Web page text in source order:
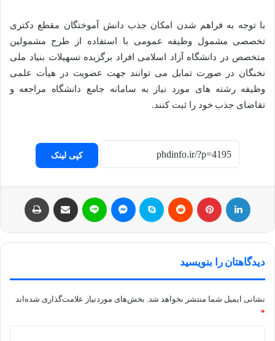
با توجه به فراهم شدن امکان جذب دانش آموختگان مقطع دکتری
تخصصی مشمول وظیفه عمومی با استفاده از طرح مشمولین
متخصص در دانشگاه آزاد اسلامی افراد برگزیده تسهیلات بنیاد ملی
نخبگان در صورت تمایل می توانند جهت عضویت در هیأت علمی
وظیفه رشته های مورد نیاز به سامانه جامع دانشگاه مراجعه و
تقاضای جذب خود را ثبت کنند.
کپی لینک
دیدگاهتان را بنویسید
نشانی ایمیل شما منتشر نخواهد شد. بخش‌های موردنیاز علامت‌گذاری شده‌اند
*